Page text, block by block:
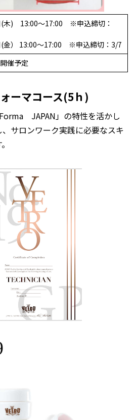
(木) 13:00～17:00 ※申込締切：
(金） 13:00～17:00 ※申込締切：3/7
催予定
ーマコース(5ｈ)
JAPAN」の特性を活かし
サロンワーク実践に必要なスキ